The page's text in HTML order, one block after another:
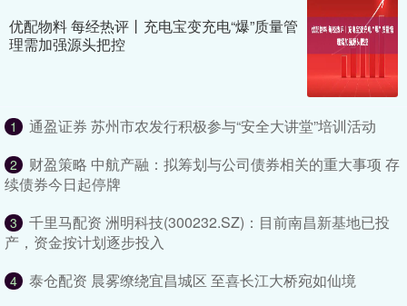
优配物料 每经热评丨充电宝变充电“爆”质量管
理需加强源头把控
1 通盈证券 苏州市农发行积极参与“安全大讲堂”培训活动
2
财盈策略 中航产融：拟筹划与公司债券相关的重大事项 存
续债券今日起停牌
3
千里马配资 洲明科技(300232.SZ)：目前南昌新基地已投
产，资金按计划逐步投入
4 泰仓配资 晨雾缭绕宜昌城区 至喜长江大桥宛如仙境